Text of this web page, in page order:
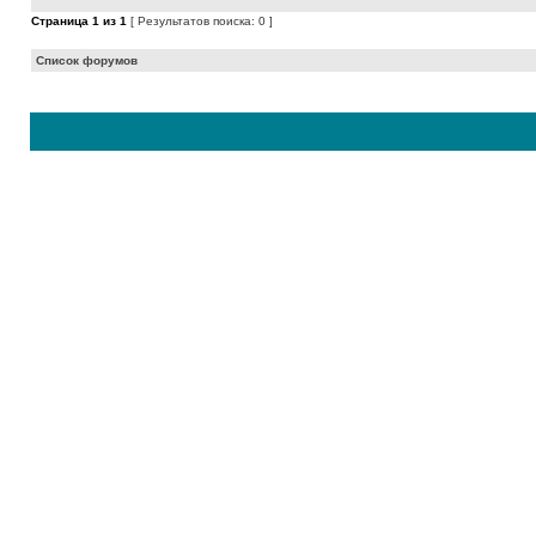
Страница 1 из 1 [ Результатов поиска: 0 ]
Список форумов